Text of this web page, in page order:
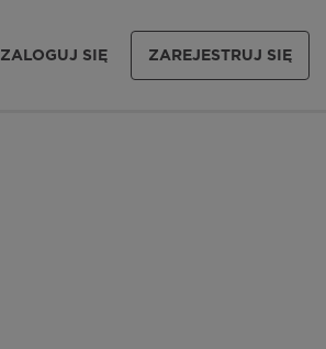
ZALOGUJ SIĘ ZAREJESTRUJ SIĘ